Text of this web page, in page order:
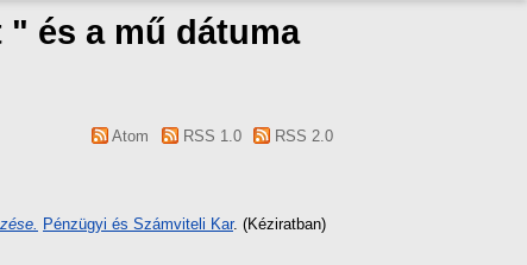
és a mű dátuma
Atom RSS 1.0 RSS 2.0
Pénzügyi és Számviteli Kar. (Kéziratban)